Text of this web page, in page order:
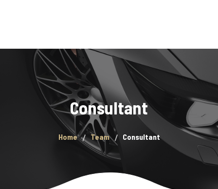
Accueil
Réservation
Contact
Consultant
Home Team Consultant